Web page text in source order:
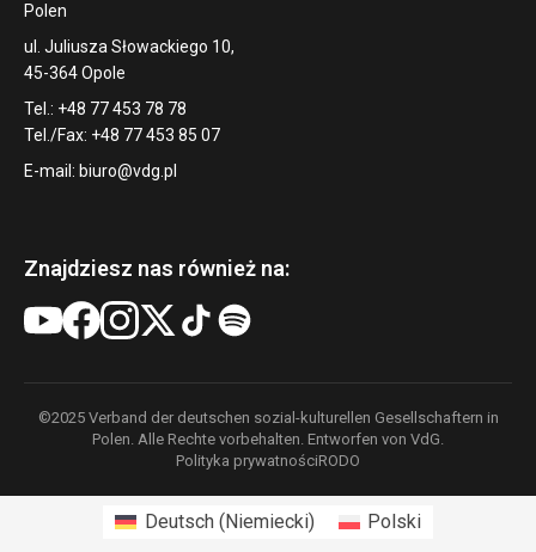
Polen
ul. Juliusza Słowackiego 10,
45-364 Opole
Tel.: +48 77 453 78 78
Tel./Fax: +48 77 453 85 07
E-mail: biuro@vdg.pl
Znajdziesz nas również na:
©2025 Verband der deutschen sozial-kulturellen Gesellschaftern in
Polen. Alle Rechte vorbehalten. Entworfen von VdG.
Polityka prywatnościRODO
Deutsch(Niemiecki) Polski